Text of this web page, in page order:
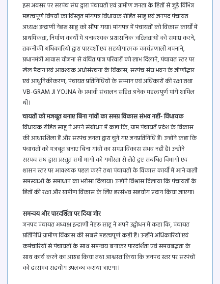
इस अवसर पर सरपंच संघ द्वारा पंचायतों एवं ग्रामीण जनता के हितों से जुड़े विभिन्न
महत्वपूर्ण विषयों का विस्तृत मांगपत्र विधायक रोहित साहू एवं जनपद पंचायत
अध्यक्ष इन्द्राणी नेहरू साहू को सौंपा गया। मांगपत्र में पंचायतों को विकास कार्यों में
प्राथमिकता, निर्माण कार्यों में अनावश्यक प्रशासनिक जटिलताओं को समाप्त करने,
तकनीकी अधिकारियों द्वारा पारदर्शी एवं सहयोगात्मक कार्यप्रणाली अपनाने,
प्रधानमंत्री आवास योजना से वंचित पात्र परिवारों को लाभ दिलाने, पंचायत स्तर पर
खेल मैदान एवं आवश्यक अधोसंरचना के विकास, सरपंच संघ भवन के जीर्णोद्धार
एवं आधुनिकीकरण, पंचायत प्रतिनिधियों के सम्मान एवं अधिकारों की रक्षा तथा
VB-GRAM JI YOJNA के प्रभावी संचालन सहित अनेक महत्वपूर्ण मांगें शामिल
थीं।
चायतों को मजबूत बनाए बिना गांवों का समग्र विकास संभव नहीं- विधायक
विधायक रोहित साहू ने अपने संबोधन में कहा कि, ग्राम पंचायतें प्रदेश के विकास
की आधारशिला हैं और सरपंच जनता द्वारा चुने गए जनप्रतिनिधि हैं। उन्होंने कहा कि
पंचायतों को मजबूत बनाए बिना गांवों का समग्र विकास संभव नहीं है। उन्होंने
सरपंच संघ द्वारा प्रस्तुत सभी मांगों को गंभीरता से लेते हुए संबंधित विभागों एवं
शासन स्तर पर आवश्यक पहल करने तथा पंचायतों के विकास कार्यों में आने वाली
समस्याओं के समाधान का भरोसा दिलाया। उन्होंने विश्वास दिलाया कि पंचायतों के
हितों की रक्षा और ग्रामीण विकास के लिए हरसंभव सहयोग प्रदान किया जाएगा।
समन्वय और पारदर्शिता पर दिया जोर
जनपद पंचायत अध्यक्ष इन्द्राणी नेहरू साहू ने अपने उद्बोधन में कहा कि, पंचायत
प्रतिनिधि ग्रामीण विकास की सबसे महत्वपूर्ण कड़ी हैं। उन्होंने अधिकारियों एवं
कर्मचारियों से पंचायतों के साथ समन्वय बनाकर पारदर्शिता एवं समयबद्धता के
साथ कार्य करने का आग्रह किया तथा आश्वस्त किया कि जनपद स्तर पर सरपंचों
को हरसंभव सहयोग उपलब्ध कराया जाएगा।